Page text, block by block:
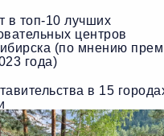
в 15
в топ-10 лучших
центров
(по мнению
года)